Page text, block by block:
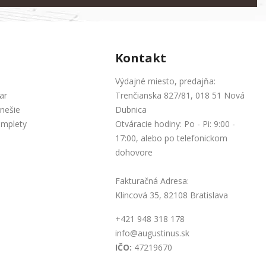
Kontakt
Výdajné miesto, predajňa:
Trenčianska 827/81, 018 51 Nová
Dubnica
Otváracie hodiny: Po - Pi: 9:00 -
17:00, alebo po telefonickom
dohovore
Fakturačná Adresa:
Klincová 35, 82108 Bratislava
+421 948 318 178
info@augustinus.sk
IČO: 47219670